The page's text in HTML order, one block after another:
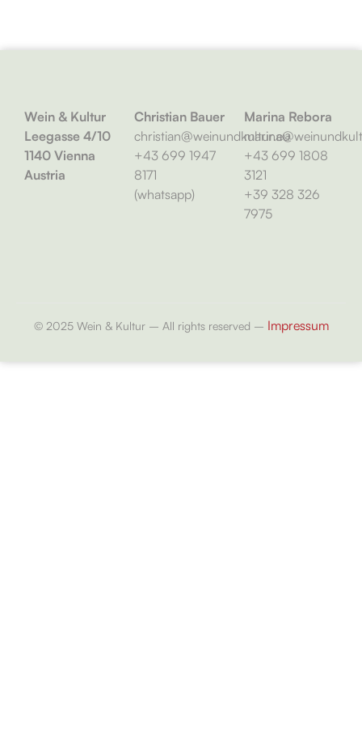
Wein & Kultur
Leegasse 4/10
1140 Vienna
Austria
Christian Bauer
christian@weinundkultur.eu
+43 699 1947
8171
(whatsapp)
Marina Rebora
+43 699 1808
3121
+39 328 326
7975
© 2025 Wein & Kultur – All rights reserved – Impressum